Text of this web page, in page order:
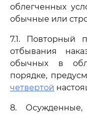
облегченных
обычные или
7.1. Повторный
отбывания
обычных в
порядке,
четвертой
8.